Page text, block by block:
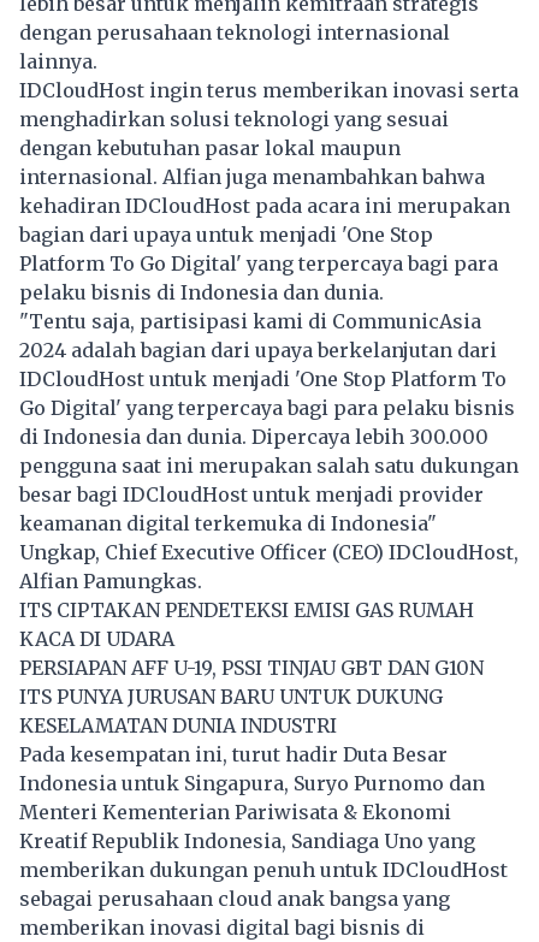
dengan perusahaan teknologi internasional
lainnya.
IDCloudHost ingin terus memberikan inovasi serta
menghadirkan solusi teknologi yang sesuai
dengan kebutuhan pasar lokal maupun
internasional. Alfian juga menambahkan bahwa
kehadiran IDCloudHost pada acara ini merupakan
bagian dari upaya untuk menjadi 'One Stop
Platform To Go Digital' yang terpercaya bagi para
pelaku bisnis di Indonesia dan dunia.
"Tentu saja, partisipasi kami di CommunicAsia
2024 adalah bagian dari upaya berkelanjutan dari
IDCloudHost untuk menjadi 'One Stop Platform To
Go Digital' yang terpercaya bagi para pelaku bisnis
di Indonesia dan dunia. Dipercaya lebih 300.000
pengguna saat ini merupakan salah satu dukungan
besar bagi IDCloudHost untuk menjadi provider
keamanan digital terkemuka di Indonesia"
Ungkap, Chief Executive Officer (CEO) IDCloudHost,
Alfian Pamungkas.
ITS CIPTAKAN PENDETEKSI EMISI GAS RUMAH
KACA DI UDARA
PERSIAPAN AFF U-19, PSSI TINJAU GBT DAN G10N
ITS PUNYA JURUSAN BARU UNTUK DUKUNG
KESELAMATAN DUNIA INDUSTRI
Pada kesempatan ini, turut hadir Duta Besar
Indonesia untuk Singapura, Suryo Purnomo dan
Menteri Kementerian Pariwisata & Ekonomi
Kreatif Republik Indonesia, Sandiaga Uno yang
memberikan dukungan penuh untuk IDCloudHost
sebagai perusahaan cloud anak bangsa yang
memberikan inovasi digital bagi bisnis di